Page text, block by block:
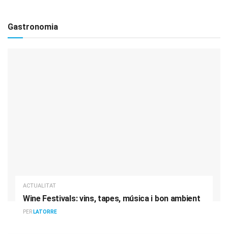
Gastronomia
ACTUALITAT
Wine Festivals: vins, tapes, música i bon ambient
PER LATORRE